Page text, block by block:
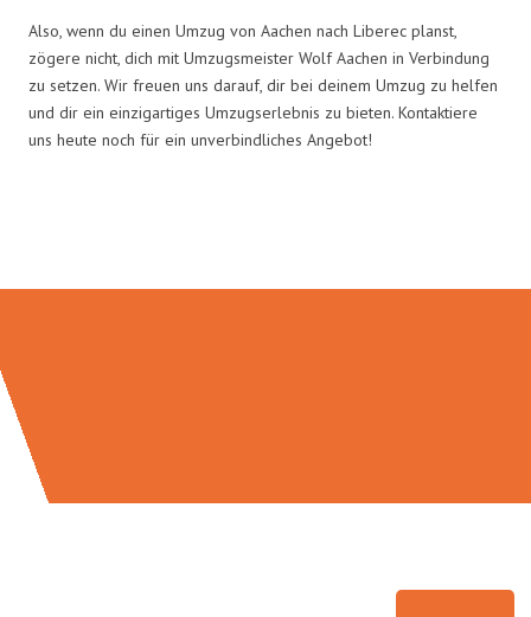
Also, wenn du einen Umzug von Aachen nach Liberec planst,
zögere nicht, dich mit Umzugsmeister Wolf Aachen in Verbindung
zu setzen. Wir freuen uns darauf, dir bei deinem Umzug zu helfen
und dir ein einzigartiges Umzugserlebnis zu bieten. Kontaktiere
uns heute noch für ein unverbindliches Angebot!